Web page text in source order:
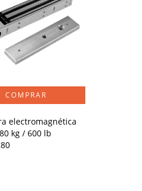
electromagnética
kg / 600 lb